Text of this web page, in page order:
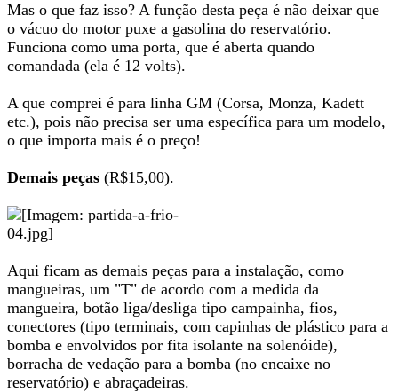
Mas o que faz isso? A função desta peça é não deixar que
o vácuo do motor puxe a gasolina do reservatório.
Funciona como uma porta, que é aberta quando
comandada (ela é 12 volts).
A que comprei é para linha GM (Corsa, Monza, Kadett
etc.), pois não precisa ser uma específica para um modelo,
o que importa mais é o preço!
Demais peças (R$15,00).
Aqui ficam as demais peças para a instalação, como
mangueiras, um "T" de acordo com a medida da
mangueira, botão liga/desliga tipo campainha, fios,
conectores (tipo terminais, com capinhas de plástico para a
bomba e envolvidos por fita isolante na solenóide),
borracha de vedação para a bomba (no encaixe no
reservatório) e abraçadeiras.